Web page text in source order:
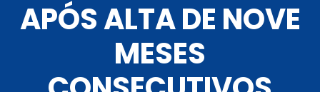
APÓS ALTA DE NOVE
MESES